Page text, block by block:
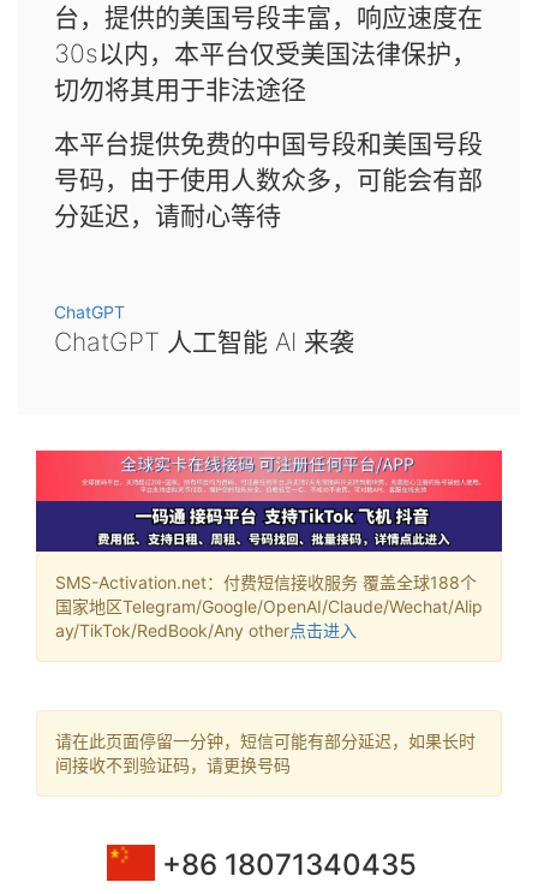
台，提供的美国号段丰富，响应速度在
30s以内，本平台仅受美国法律保护，
切勿将其用于非法途径
本平台提供免费的中国号段和美国号段
号码，由于使用人数众多，可能会有部
分延迟，请耐心等待
ChatGPT
ChatGPT 人工智能 AI 来袭
SMS-Activation.net：付费短信接收服务 覆盖全球188个
国家地区Telegram/Google/OpenAI/Claude/Wechat/Alip
ay/TikTok/RedBook/Any other点击进入
请在此页面停留一分钟，短信可能有部分延迟，如果长时
间接收不到验证码，请更换号码
+86 18071340435